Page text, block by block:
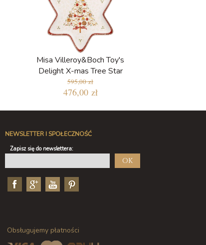
Misa Villeroy&Boch Toy's
Delight X-mas Tree Star
595,00 zł
476,00 zł
NEWSLETTER I SPOŁECZNOŚĆ
Zapisz się do newslettera:
OK
Obsługujemy płatności